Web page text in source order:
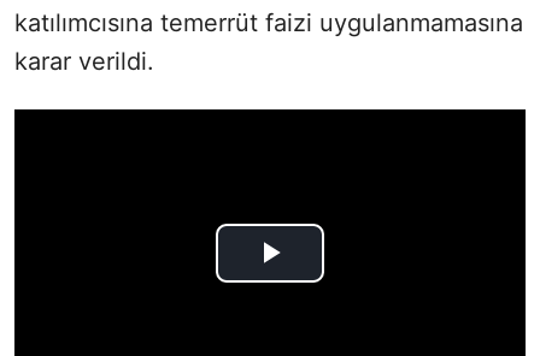
katılımcısına temerrüt faizi uygulanmamasına
karar verildi.